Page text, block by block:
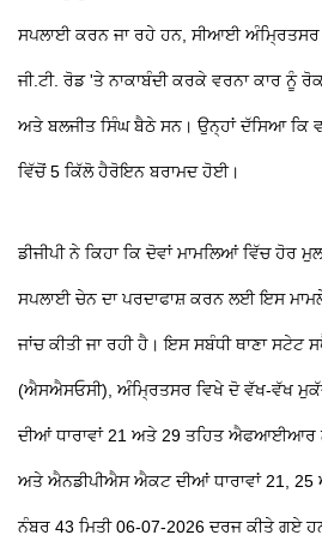
ਸਪਲਾਈ ਕਰਨ ਜਾ ਰਹੇ ਹਨ, ਸੀਆਈ ਅੰਮ੍ਰਿਤਸਰ
ਜੀ.ਟੀ. ਰੋਡ 'ਤੇ ਨਾਕਾਬੰਦੀ ਕਰਕੇ ਵਰਨਾ ਕਾਰ ਨੂੰ
ਅਤੇ ਬਲਜੀਤ ਸਿੰਘ ਬੈਠੇ ਸਨ। ਉਨ੍ਹਾਂ ਦੱਸਿਆ ਕਿ
ਵਿੱਚੋਂ 5 ਕਿੱਲੋ ਹੈਰੋਇਨ ਬਰਾਮਦ ਹੋਈ।
ਡੀਜੀਪੀ ਨੇ ਕਿਹਾ ਕਿ ਦੋਵਾਂ ਮਾਮਲਿਆਂ ਵਿੱਚ ਹੋਰ
ਸਪਲਾਈ ਚੇਨ ਦਾ ਪਰਦਾਫਾਸ਼ ਕਰਨ ਲਈ ਇਸ
ਜਾਂਚ ਕੀਤੀ ਜਾ ਰਹੀ ਹੈ। ਇਸ ਸਬੰਧੀ ਥਾਣਾ
(ਐਸਐਸਓਸੀ), ਅੰਮ੍ਰਿਤਸਰ ਵਿਖੇ ਦੋ ਵੱਖ-ਵੱਖ
ਦੀਆਂ ਧਾਰਾਵਾਂ 21 ਅਤੇ 29 ਤਹਿਤ ਐਫਆਈਆਰ
ਅਤੇ ਐਨਡੀਪੀਐਸ ਐਕਟ ਦੀਆਂ ਧਾਰਾਵਾਂ 21,
ਨੰਬਰ 43 ਮਿਤੀ 06-07-2026 ਦਰਜ ਕੀਤੇ ਗਏ